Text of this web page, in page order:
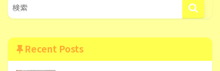
Recent Posts